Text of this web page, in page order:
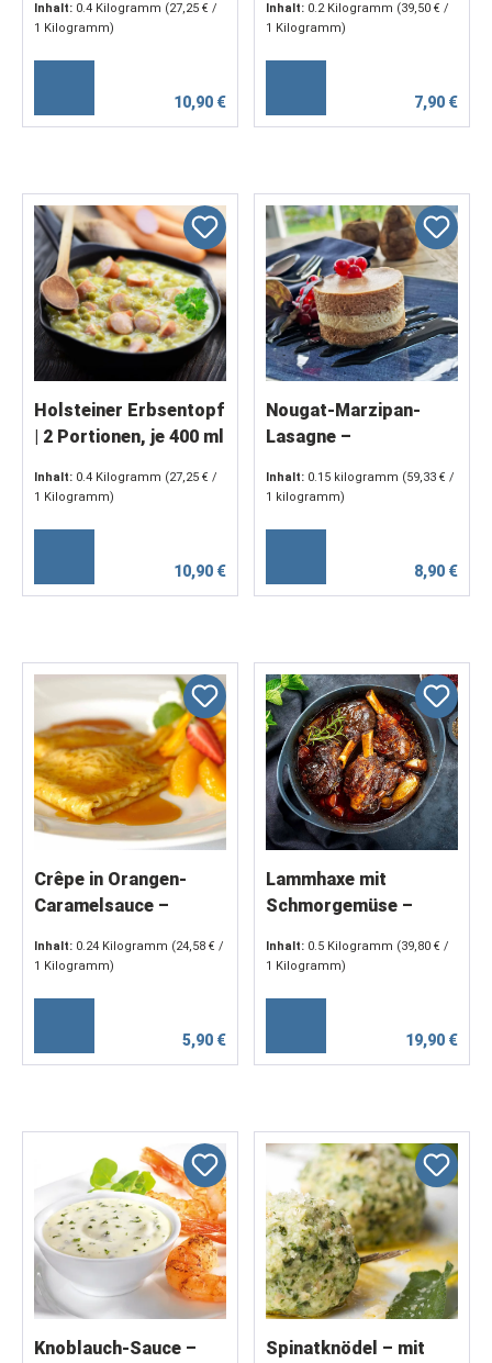
Inhalt: 0.4 Kilogramm (27,25 € /
1 Kilogramm)
10,90 €
100g)
Inhalt: 0.2 Kilogramm (39,50 € /
1 Kilogramm)
7,90 €
Holsteiner Erbsentopf
| 2 Portionen, je 400 ml
Inhalt: 0.4 Kilogramm (27,25 € /
1 Kilogramm)
10,90 €
Nougat-Marzipan-
Lasagne –
mit Biskuit & Sahne (2
Inhalt: 0.15 kilogramm (59,33 € /
1 kilogramm)
8,90 €
Crêpe in Orangen-
Caramelsauce –
mit feiner Zitrusnote
Inhalt: 0.24 Kilogramm (24,58 € /
1 Kilogramm)
5,90 €
Lammhaxe mit
Schmorgemüse –
& Merlotwein (1 x 500
Inhalt: 0.5 Kilogramm (39,80 € /
1 Kilogramm)
19,90 €
Knoblauch-Sauce –
Spinatknödel – mit